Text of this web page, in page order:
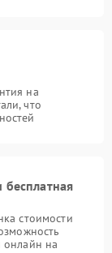
на
что
стоимости
онлайн на